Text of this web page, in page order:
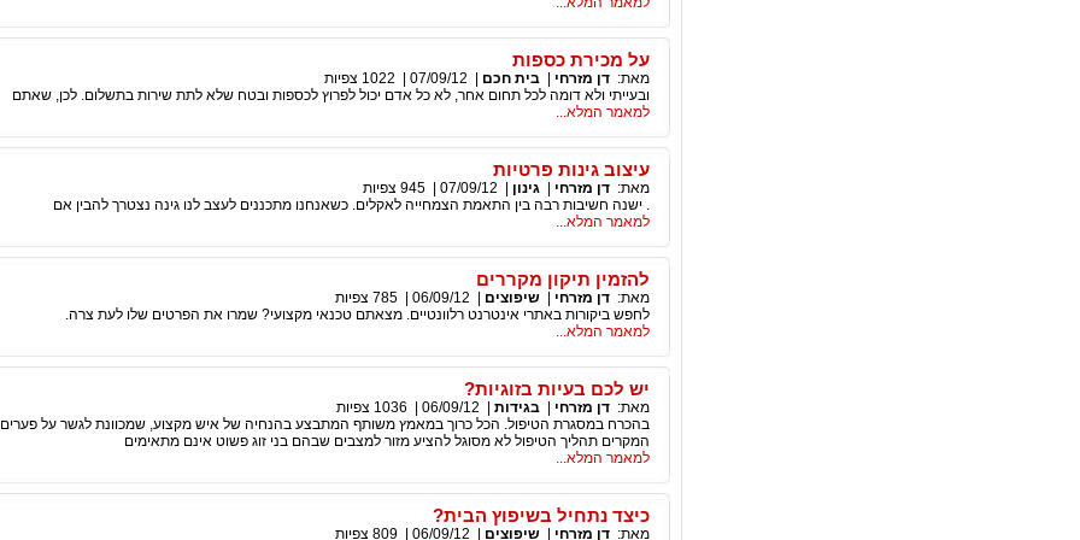
על מכירת כספות
מאת: דן מזרחי בית חכם 07/09/12
1022 צפיות
ובעייתי ולא דומה לכל תחום אחר, לא כל אדם יכול לפרוץ לכספות ובטח שלא לתת שירות בתשלום. לכן, שאתם
למאמר המלא...
עיצוב גינות פרטיות
מאת: דן מזרחי גינון 07/09/12
945 צפיות
. ישנה חשיבות רבה בין התאמת הצמחייה לאקלים. כשאנחנו מתכננים לעצב לנו גינה נצטרך להבין אם
למאמר המלא...
להזמין תיקון מקררים
מאת: דן מזרחי שיפוצים 06/09/12
785 צפיות
לחפש ביקורות באתרי אינטרנט רלוונטיים. מצאתם טכנאי מקצועי? שמרו את הפרטים שלו לעת צרה.
למאמר המלא...
יש לכם בעיות בזוגיות?
מאת: דן מזרחי בגידות 06/09/12
1036 צפיות
בהכרח במסגרת הטיפול. הכל כרוך במאמץ משותף המתבצע בהנחיה של איש מקצוע, שמכוונת לגשר על
המקרים תהליך הטיפול לא מסוגל להציע מזור למצבים שבהם בני זוג פשוט אינם מתאימים
למאמר המלא...
כיצד נתחיל בשיפוץ הבית?
מאת: דן מזרחי שיפוצים 06/09/12
809 צפיות